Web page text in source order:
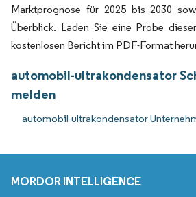
Marktprognose für 2025 bis 2030
Überblick. Laden Sie eine Probe
kostenlosen Bericht im PDF-Format
automobil-ultrakondensator
melden
automobil-ultrakondensator
MORDOR INTELLIGENCE